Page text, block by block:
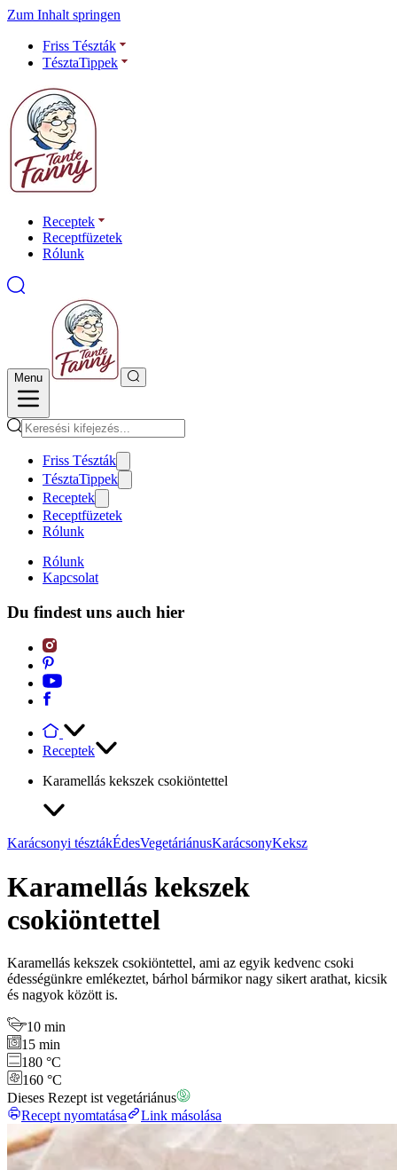
Zum Inhalt springen
Friss Tészták
TésztaTippek
Receptek
Receptfüzetek
Rólunk
Menu
Friss Tészták
TésztaTippek
Receptek
Receptfüzetek
Rólunk
Rólunk
Kapcsolat
Du findest uns auch hier
Receptek
Karamellás kekszek csokiöntettel
Karácsonyi tésztákÉdesVegetáriánusKarácsonyKeksz
Karamellás kekszek
csokiöntettel
Karamellás kekszek csokiöntettel, ami az egyik kedvenc csoki
édességünkre emlékeztet, bárhol bármikor nagy sikert arathat, kicsik
és nagyok között is.
10 min
15 min
180 °C
160 °C
Dieses Rezept ist vegetáriánus
Recept nyomtatása
Link másolása